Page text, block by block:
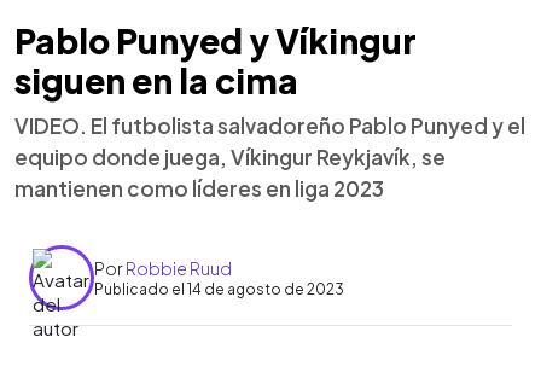
Pablo Punyed y Víkingur
siguen en la cima
VIDEO. El futbolista salvadoreño Pablo Punyed y el
equipo donde juega, Víkingur Reykjavík, se
mantienen como líderes en liga 2023
PorRobbie Ruud
Publicado el 14 de agosto de 2023